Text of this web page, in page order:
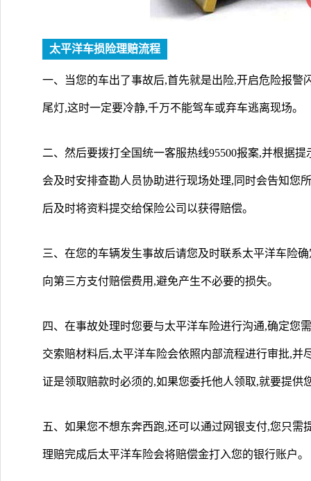
太平洋车损险理赔流程
一、当您的车出了事故后,首先就是出险,开启危险报警
尾灯,这时一定要冷静,千万不能驾车或弃车逃离现场。
二、然后要拨打全国统一客服热线95500报案,并根据
会及时安排查勘人员协助进行现场处理,同时会告知您
后及时将资料提交给保险公司以获得赔偿。
三、在您的车辆发生事故后请您及时联系太平洋车险
向第三方支付赔偿费用,避免产生不必要的损失。
四、在事故处理时您要与太平洋车险进行沟通,确定您
交索赔材料后,太平洋车险会依照内部流程进行审批,
证是领取赔款时必须的,如果您委托他人领取,就要提供
五、如果您不想东奔西跑,还可以通过网银支付,您只
理赔完成后太平洋车险会将赔偿金打入您的银行账户。